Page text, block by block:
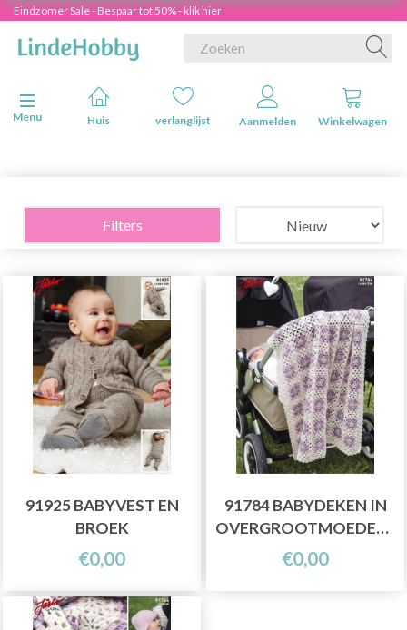
Eindzomer Sale - Bespaar tot 50% - klik hier
Navigatie in-/uitschakelen
Menu
Huis verlanglijst Aanmelden Winkelwagen
Filters
91925 BABYVEST EN
BROEK
€0,00
91784 BABYDEKEN IN
OVERGROOTMOEDERVIERKANTEN
€0,00